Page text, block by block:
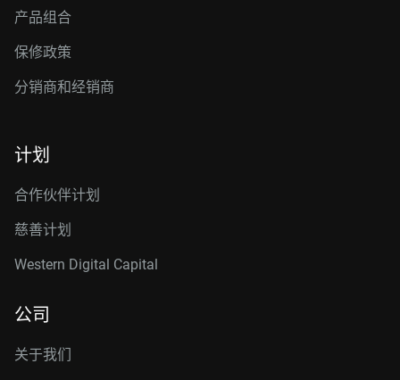
产品组合
保修政策
分销商和经销商
计划
合作伙伴计划
慈善计划
Western Digital Capital
公司
关于我们